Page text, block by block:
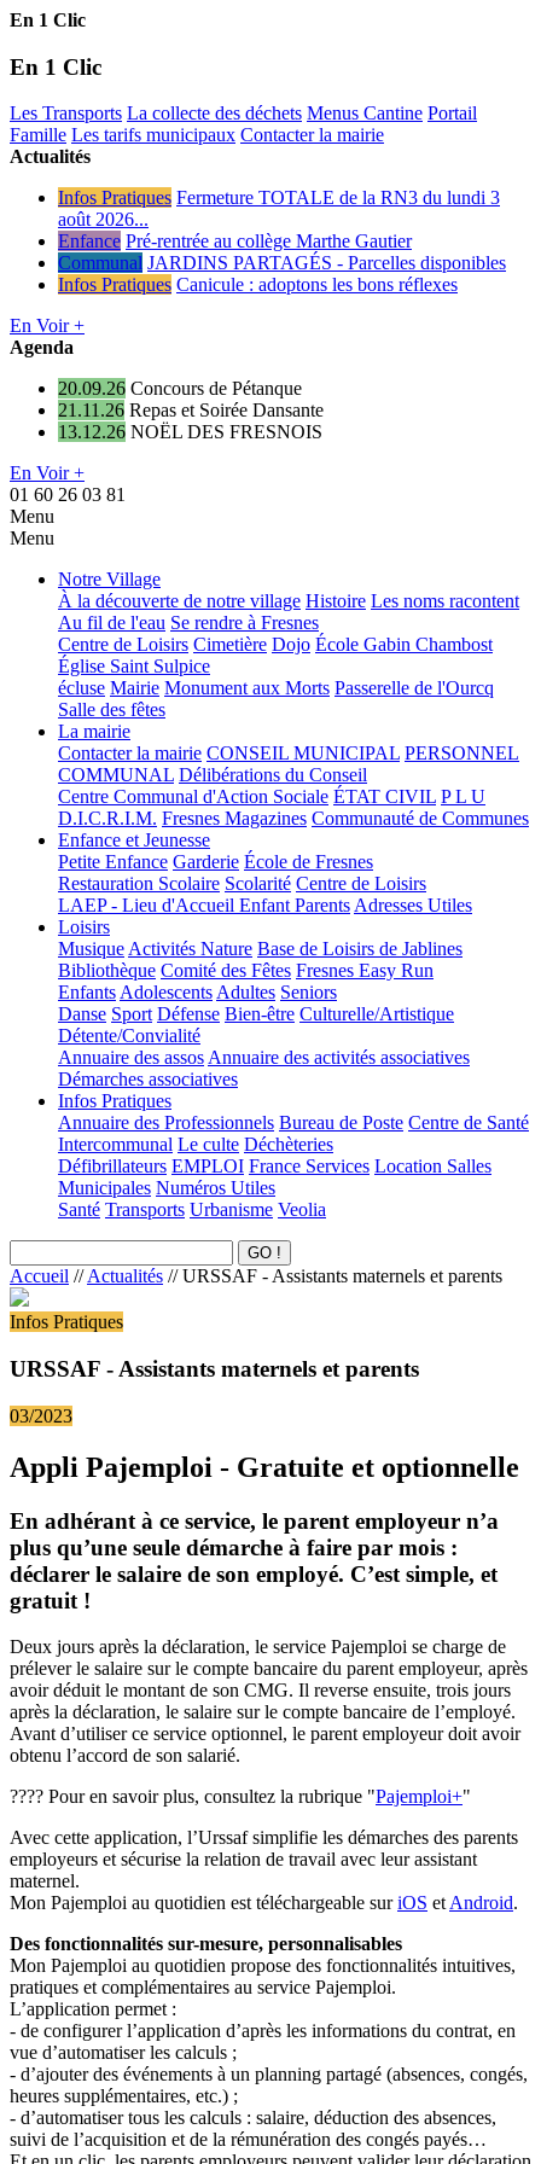
En 1 Clic
En 1 Clic
Les Transports La collecte des déchets Menus Cantine Portail
Famille Les tarifs municipaux Contacter la mairie
Actualités
Infos Pratiques Fermeture TOTALE de la RN3 du lundi 3
août 2026...
Enfance Pré-rentrée au collège Marthe Gautier
Communal JARDINS PARTAGÉS - Parcelles disponibles
Infos Pratiques Canicule : adoptons les bons réflexes
En Voir +
Agenda
20.09.26 Concours de Pétanque
21.11.26 Repas et Soirée Dansante
13.12.26 NOËL DES FRESNOIS
En Voir +
01 60 26 03 81
Menu
Menu
Notre Village
À la découverte de notre village Histoire Les noms racontent
Au fil de l'eau Se rendre à Fresnes
Centre de Loisirs Cimetière Dojo École Gabin Chambost
Église Saint Sulpice
écluse Mairie Monument aux Morts Passerelle de l'Ourcq
Salle des fêtes
La mairie
Contacter la mairie CONSEIL MUNICIPAL PERSONNEL
COMMUNAL Délibérations du Conseil
Centre Communal d'Action Sociale ÉTAT CIVIL P L U
D.I.C.R.I.M. Fresnes Magazines Communauté de Communes
Enfance et Jeunesse
Petite Enfance Garderie École de Fresnes
Restauration Scolaire Scolarité Centre de Loisirs
LAEP - Lieu d'Accueil Enfant ParentsAdresses Utiles
Loisirs
MusiqueActivités Nature Base de Loisirs de Jablines
Bibliothèque Comité des Fêtes Fresnes Easy Run
EnfantsAdolescentsAdultes Seniors
Danse Sport Défense Bien-être Culturelle/Artistique
Détente/Convialité
Annuaire des assosAnnuaire des activités associatives
Démarches associatives
Infos Pratiques
Annuaire des Professionnels Bureau de Poste Centre de Santé
Intercommunal Le culte Déchèteries
Défibrillateurs EMPLOI France Services Location Salles
Municipales Numéros Utiles
Santé Transports Urbanisme Veolia
Accueil //Actualités // URSSAF - Assistants maternels et parents
Infos Pratiques
URSSAF - Assistants maternels et parents
03/2023
Appli Pajemploi - Gratuite et optionnelle
En adhérant à ce service, le parent employeur n’a
plus qu’une seule démarche à faire par mois :
déclarer le salaire de son employé. C’est simple, et
gratuit !
Deux jours après la déclaration, le service Pajemploi se charge de
prélever le salaire sur le compte bancaire du parent employeur, après
avoir déduit le montant de son CMG. Il reverse ensuite, trois jours
après la déclaration, le salaire sur le compte bancaire de l’employé.
Avant d’utiliser ce service optionnel, le parent employeur doit avoir
obtenu l’accord de son salarié.
???? Pour en savoir plus, consultez la rubrique "Pajemploi+"
Avec cette application, l’Urssaf simplifie les démarches des parents
employeurs et sécurise la relation de travail avec leur assistant
maternel.
Mon Pajemploi au quotidien est téléchargeable suriOS etAndroid.
Des fonctionnalités sur-mesure, personnalisables
Mon Pajemploi au quotidien propose des fonctionnalités intuitives,
pratiques et complémentaires au service Pajemploi.
L’application permet :
- de configurer l’application d’après les informations du contrat, en
vue d’automatiser les calculs ;
- d’ajouter des événements à un planning partagé (absences, congés,
heures supplémentaires, etc.) ;
- d’automatiser tous les calculs : salaire, déduction des absences,
suivi de l’acquisition et de la rémunération des congés payés…